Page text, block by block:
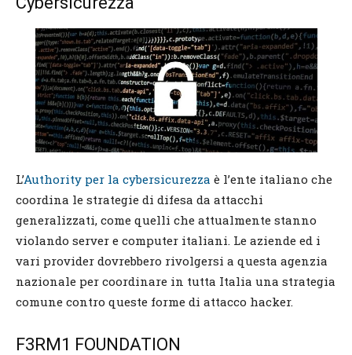
L’Authority per la cybersicurezza è l’ente italiano che
coordina le strategie di difesa da attacchi
generalizzati, come quelli che attualmente stanno
violando server e computer italiani. Le aziende ed i
vari provider dovrebbero rivolgersi a questa agenzia
nazionale per coordinare in tutta Italia una strategia
comune contro queste forme di attacco hacker.
F3RM1 FOUNDATION